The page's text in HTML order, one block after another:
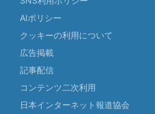
AIポリシー
クッキーの利用について
広告掲載
記事配信
コンテンツ二次利用
日本インターネット報道協会